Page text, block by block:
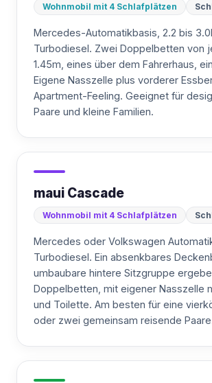
Wohnmobil mit 4 Schlafplätzen
Mercedes-Automatikbasis, 2.2 bis
Turbodiesel. Zwei Doppelbetten von
1.45m, eines über dem Fahrerhaus,
Eigene Nasszelle plus vorderer
Apartment-Feeling. Geeignet für
Paare und kleine Familien.
maui Cascade
Wohnmobil mit 4 Schlafplätzen
Mercedes oder Volkswagen
Turbodiesel. Ein absenkbares
umbaubare hintere Sitzgruppe
Doppelbetten, mit eigener Nasszelle
und Toilette. Am besten für eine
oder zwei gemeinsam reisende